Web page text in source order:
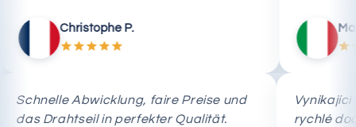
Christophe P. Marco
Schnelle Abwicklung, faire Preise und
das Drahtseil in perfekter Qualität.